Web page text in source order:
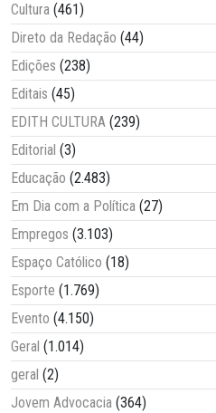
Cultura (461)
Direto da Redação (44)
Edições (238)
Editais (45)
EDITH CULTURA (239)
Editorial (3)
Educação (2.483)
Em Dia com a Política (27)
Empregos (3.103)
Espaço Católico (18)
Esporte (1.769)
Evento (4.150)
Geral (1.014)
geral (2)
Jovem Advocacia (364)